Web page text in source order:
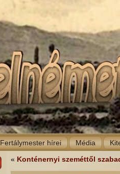
Fertálymester hírei Média
« Konténernyi szeméttől